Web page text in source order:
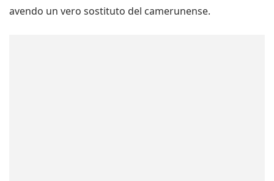
avendo un vero sostituto del camerunense.